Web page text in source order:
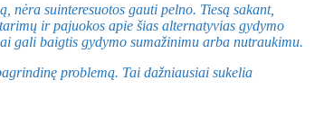
suinteresuotos gauti pelno. Tiesą sakant,
ir pajuokos apie šias alternatyvias gydymo
gali baigtis gydymo sumažinimu arba nutraukimu.
problemą. Tai dažniausiai sukelia